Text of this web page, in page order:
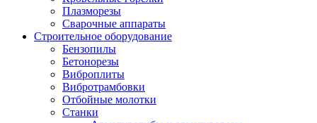
Плазморезы
Сварочные аппараты
Строительное оборудование
Бензопилы
Бетонорезы
Виброплиты
Вибротрамбовки
Отбойные молотки
Станки